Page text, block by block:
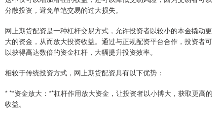
分散投资，避免单笔交易的过大损失。
网上期货配资是一种杠杆交易方式，允许投资者以较小的本金撬动更
大的资金，从而放大投资收益。通过与正规配资平台合作，投资者可
以获得高达数倍的资金杠杆，大幅提升投资效率。
相较于传统投资方式，网上期货配资具有以下优势：
* **资金放大：**杠杆作用放大资金，让投资者以小博大，获取更高的
收益。